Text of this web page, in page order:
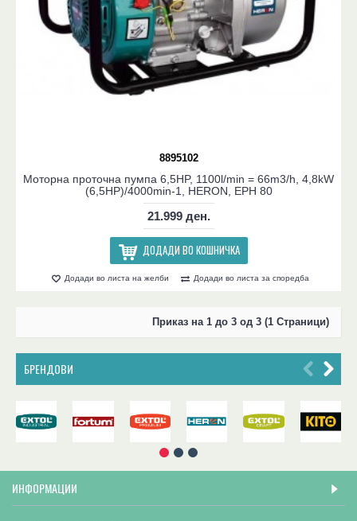
8895102
Моторна проточна пумпа 6,5HP, 1100l/min = 66m3/h, 4,8kW
(6,5HP)/4000min-1, HERON, EPH 80
21.999 ден.
ДОДАДИ ВО КОШНИЧКА
Додади во листа на желби Додади во листа за споредба
Приказ на 1 до 3 од 3 (1 Страници)
БРЕНДОВИ
ИНФОРМАЦИИ